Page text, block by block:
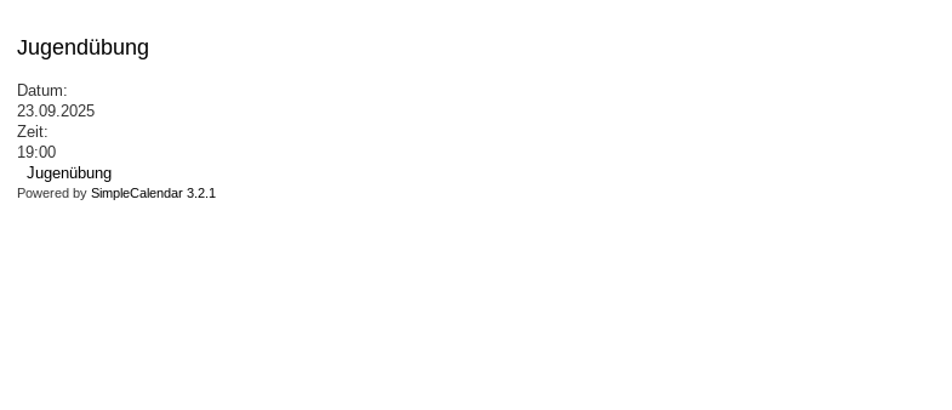
Jugendübung
Datum:
23.09.2025
Zeit:
19:00
Jugenübung
Powered by SimpleCalendar 3.2.1